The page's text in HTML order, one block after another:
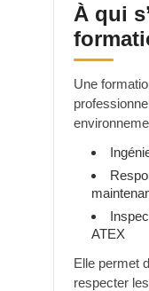
À qui
Une
ATEX
Elle permet
respecter